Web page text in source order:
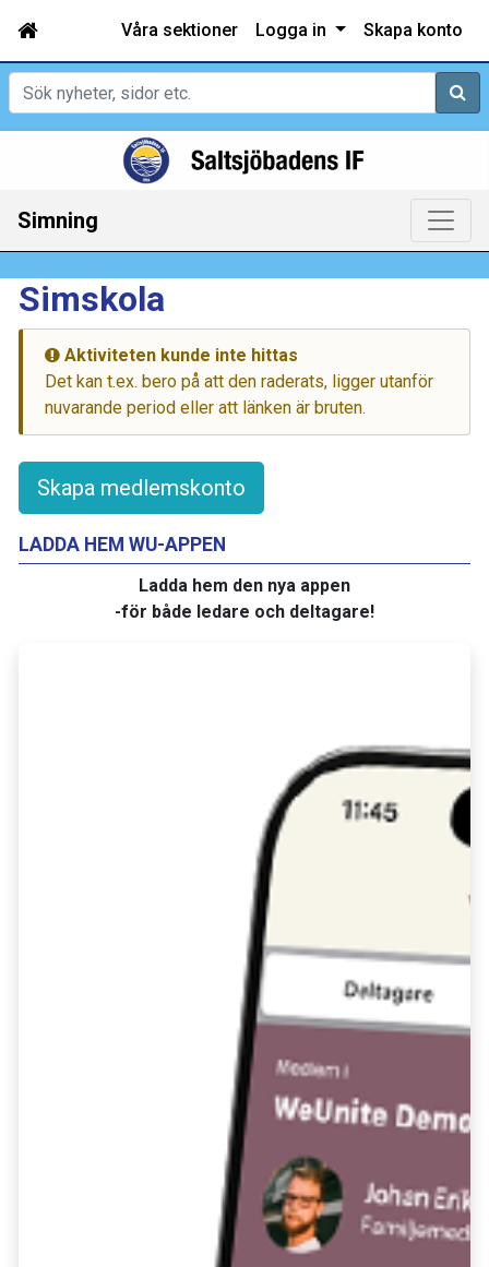
Våra sektioner Logga in Skapa konto
Sök
Simning
Skapa medlemskonto
LADDA HEM WU-APPEN
Ladda hem den nya appen
-för både ledare och deltagare!
Simskola
Aktiviteten kunde inte hittas
Det kan t.ex. bero på att den raderats, ligger utanför
nuvarande period eller att länken är bruten.